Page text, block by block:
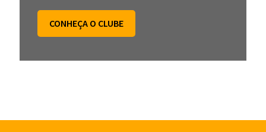
CONHEÇA O CLUBE